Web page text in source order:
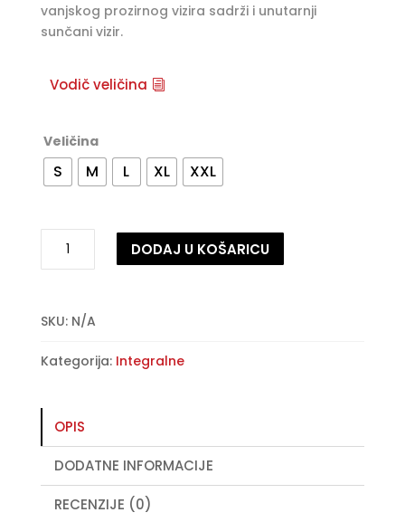
vanjskog prozirnog vizira sadrži i unutarnji
sunčani vizir.
Vodič veličina
Veličina
S M L XL XXL
kaciga
SV
Intrepid
-
sjajno
perla
fluorescentno
crvena
količina
DODAJ U KOŠARICU
t
r
a
i
e
SKU: N/A
Kategorija: Integralne
OPIS
DODATNE INFORMACIJE
RECENZIJE (0)